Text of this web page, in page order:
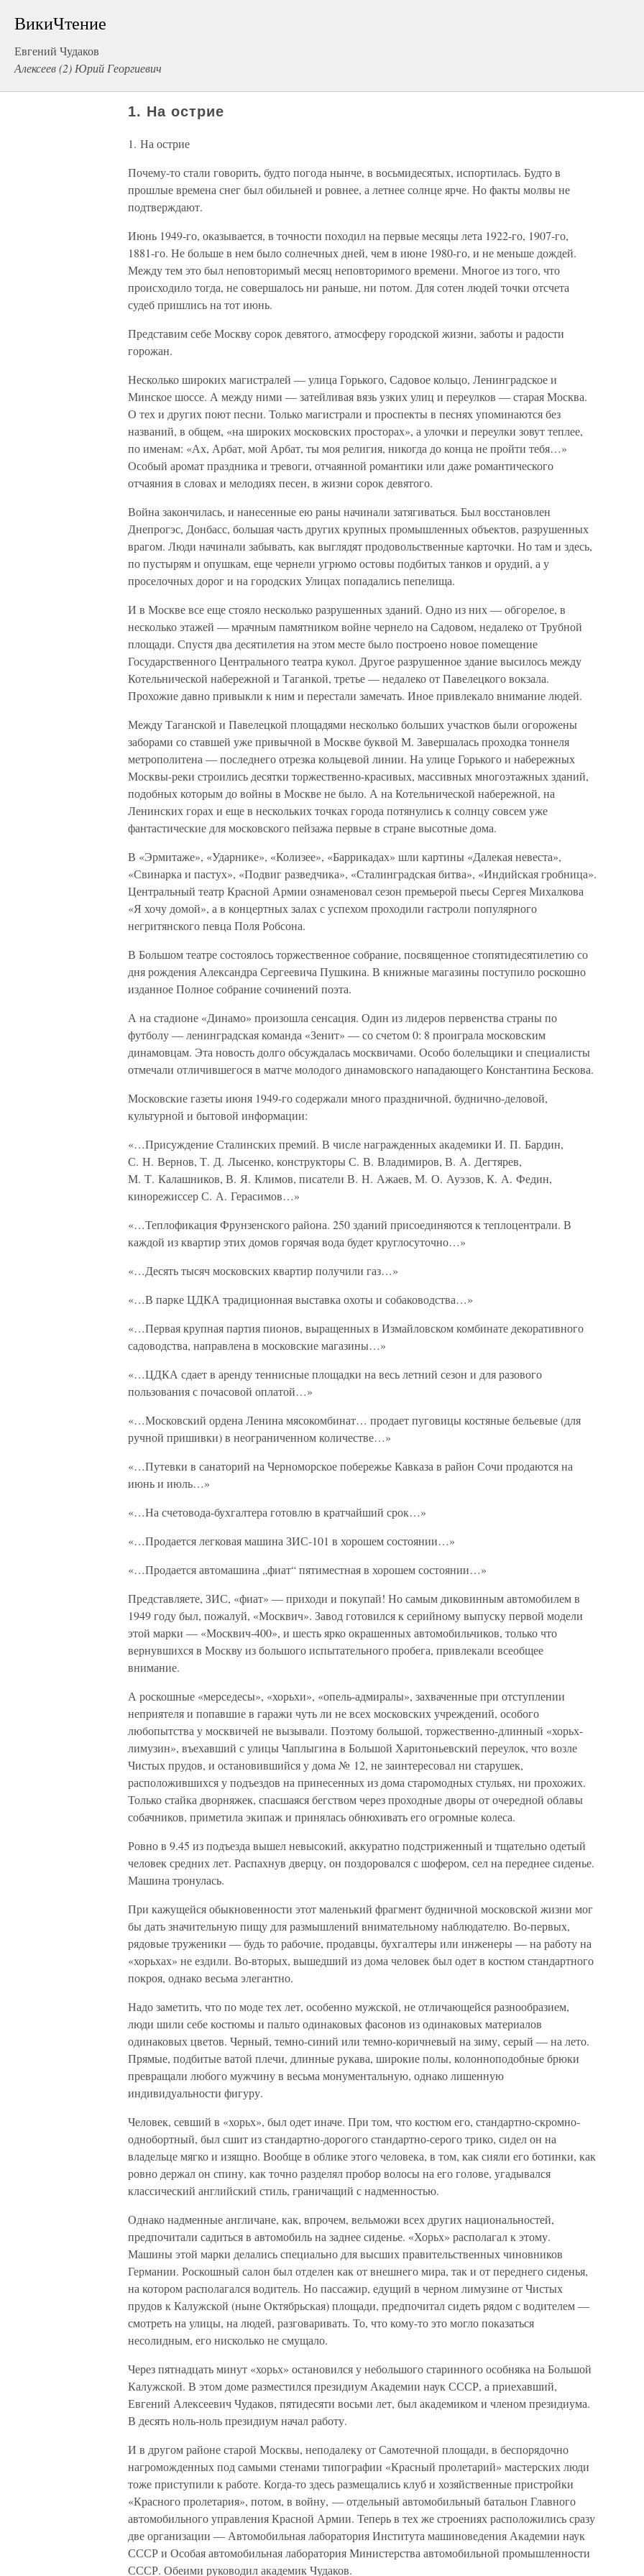
ВикиЧтение
Евгений Чудаков
Алексеев (2) Юрий Георгиевич
1. На острие
1. На острие
Почему-то стали говорить, будто погода нынче, в восьмидесятых, испортилась. Будто в
прошлые времена снег был обильней и ровнее, а летнее солнце ярче. Но факты молвы не
подтверждают.
Июнь 1949-го, оказывается, в точности походил на первые месяцы лета 1922-го, 1907-го,
1881-го. Не больше в нем было солнечных дней, чем в июне 1980-го, и не меньше дождей.
Между тем это был неповторимый месяц неповторимого времени. Многое из того, что
происходило тогда, не совершалось ни раньше, ни потом. Для сотен людей точки отсчета
судеб пришлись на тот июнь.
Представим себе Москву сорок девятого, атмосферу городской жизни, заботы и радости
горожан.
Несколько широких магистралей — улица Горького, Садовое кольцо, Ленинградское и
Минское шоссе. А между ними — затейливая вязь узких улиц и переулков — старая Москва.
О тех и других поют песни. Только магистрали и проспекты в песнях упоминаются без
названий, в общем, «на широких московских просторах», а улочки и переулки зовут теплее,
по именам: «Ах, Арбат, мой Арбат, ты моя религия, никогда до конца не пройти тебя…»
Особый аромат праздника и тревоги, отчаянной романтики или даже романтического
отчаяния в словах и мелодиях песен, в жизни сорок девятого.
Война закончилась, и нанесенные ею раны начинали затягиваться. Был восстановлен
Днепрогэс, Донбасс, большая часть других крупных промышленных объектов, разрушенных
врагом. Люди начинали забывать, как выглядят продовольственные карточки. Но там и здесь,
по пустырям и опушкам, еще чернели угрюмо остовы подбитых танков и орудий, а у
проселочных дорог и на городских Улицах попадались пепелища.
И в Москве все еще стояло несколько разрушенных зданий. Одно из них — обгорелое, в
несколько этажей — мрачным памятником войне чернело на Садовом, недалеко от Трубной
площади. Спустя два десятилетия на этом месте было построено новое помещение
Государственного Центрального театра кукол. Другое разрушенное здание высилось между
Котельнической набережной и Таганкой, третье — недалеко от Павелецкого вокзала.
Прохожие давно привыкли к ним и перестали замечать. Иное привлекало внимание людей.
Между Таганской и Павелецкой площадями несколько больших участков были огорожены
заборами со ставшей уже привычной в Москве буквой М. Завершалась проходка тоннеля
метрополитена — последнего отрезка кольцевой линии. На улице Горького и набережных
Москвы-реки строились десятки торжественно-красивых, массивных многоэтажных зданий,
подобных которым до войны в Москве не было. А на Котельнической набережной, на
Ленинских горах и еще в нескольких точках города потянулись к солнцу совсем уже
фантастические для московского пейзажа первые в стране высотные дома.
В «Эрмитаже», «Ударнике», «Колизее», «Баррикадах» шли картины «Далекая невеста»,
«Свинарка и пастух», «Подвиг разведчика», «Сталинградская битва», «Индийская гробница».
Центральный театр Красной Армии ознаменовал сезон премьерой пьесы Сергея Михалкова
«Я хочу домой», а в концертных залах с успехом проходили гастроли популярного
негритянского певца Поля Робсона.
В Большом театре состоялось торжественное собрание, посвященное стопятидесятилетию со
дня рождения Александра Сергеевича Пушкина. В книжные магазины поступило роскошно
изданное Полное собрание сочинений поэта.
А на стадионе «Динамо» произошла сенсация. Один из лидеров первенства страны по
футболу — ленинградская команда «Зенит» — со счетом 0: 8 проиграла московским
динамовцам. Эта новость долго обсуждалась москвичами. Особо болельщики и специалисты
отмечали отличившегося в матче молодого динамовского нападающего Константина Бескова.
Московские газеты июня 1949-го содержали много праздничной, буднично-деловой,
культурной и бытовой информации:
«…Присуждение Сталинских премий. В числе награжденных академики И. П. Бардин,
С. Н. Вернов, Т. Д. Лысенко, конструкторы С. В. Владимиров, В. А. Дегтярев,
М. Т. Калашников, В. Я. Климов, писатели В. Н. Ажаев, М. О. Ауэзов, К. А. Федин,
кинорежиссер С. А. Герасимов…»
«…Теплофикация Фрунзенского района. 250 зданий присоединяются к теплоцентрали. В
каждой из квартир этих домов горячая вода будет круглосуточно…»
«…Десять тысяч московских квартир получили газ…»
«…В парке ЦДКА традиционная выставка охоты и собаководства…»
«…Первая крупная партия пионов, выращенных в Измайловском комбинате декоративного
садоводства, направлена в московские магазины…»
«…ЦДКА сдает в аренду теннисные площадки на весь летний сезон и для разового
пользования с почасовой оплатой…»
«…Московский ордена Ленина мясокомбинат… продает пуговицы костяные бельевые (для
ручной пришивки) в неограниченном количестве…»
«…Путевки в санаторий на Черноморское побережье Кавказа в район Сочи продаются на
июнь и июль…»
«…На счетовода-бухгалтера готовлю в кратчайший срок…»
«…Продается легковая машина ЗИС-101 в хорошем состоянии…»
«…Продается автомашина „фиат“ пятиместная в хорошем состоянии…»
Представляете, ЗИС, «фиат» — приходи и покупай! Но самым диковинным автомобилем в
1949 году был, пожалуй, «Москвич». Завод готовился к серийному выпуску первой модели
этой марки — «Москвич-400», и шесть ярко окрашенных автомобильчиков, только что
вернувшихся в Москву из большого испытательного пробега, привлекали всеобщее
внимание.
А роскошные «мерседесы», «хорьхи», «опель-адмиралы», захваченные при отступлении
неприятеля и попавшие в гаражи чуть ли не всех московских учреждений, особого
любопытства у москвичей не вызывали. Поэтому большой, торжественно-длинный «хорьх-
лимузин», въехавший с улицы Чаплыгина в Большой Харитоньевский переулок, что возле
Чистых прудов, и остановившийся у дома № 12, не заинтересовал ни старушек,
расположившихся у подъездов на принесенных из дома старомодных стульях, ни прохожих.
Только стайка дворняжек, спасшаяся бегством через проходные дворы от очередной облавы
собачников, приметила экипаж и принялась обнюхивать его огромные колеса.
Ровно в 9.45 из подъезда вышел невысокий, аккуратно подстриженный и тщательно одетый
человек средних лет. Распахнув дверцу, он поздоровался с шофером, сел на переднее сиденье.
Машина тронулась.
При кажущейся обыкновенности этот маленький фрагмент будничной московской жизни мог
бы дать значительную пищу для размышлений внимательному наблюдателю. Во-первых,
рядовые труженики — будь то рабочие, продавцы, бухгалтеры или инженеры — на работу на
«хорьхах» не ездили. Во-вторых, вышедший из дома человек был одет в костюм стандартного
покроя, однако весьма элегантно.
Надо заметить, что по моде тех лет, особенно мужской, не отличающейся разнообразием,
люди шили себе костюмы и пальто одинаковых фасонов из одинаковых материалов
одинаковых цветов. Черный, темно-синий или темно-коричневый на зиму, серый — на лето.
Прямые, подбитые ватой плечи, длинные рукава, широкие полы, колонноподобные брюки
превращали любого мужчину в весьма монументальную, однако лишенную
индивидуальности фигуру.
Человек, севший в «хорьх», был одет иначе. При том, что костюм его, стандартно-скромно-
однобортный, был сшит из стандартно-дорогого стандартно-серого трико, сидел он на
владельце мягко и изящно. Вообще в облике этого человека, в том, как сияли его ботинки, как
ровно держал он спину, как точно разделял пробор волосы на его голове, угадывался
классический английский стиль, граничащий с надменностью.
Однако надменные англичане, как, впрочем, вельможи всех других национальностей,
предпочитали садиться в автомобиль на заднее сиденье. «Хорьх» располагал к этому.
Машины этой марки делались специально для высших правительственных чиновников
Германии. Роскошный салон был отделен как от внешнего мира, так и от переднего сиденья,
на котором располагался водитель. Но пассажир, едущий в черном лимузине от Чистых
прудов к Калужской (ныне Октябрьская) площади, предпочитал сидеть рядом с водителем —
смотреть на улицы, на людей, разговаривать. То, что кому-то это могло показаться
несолидным, его нисколько не смущало.
Через пятнадцать минут «хорьх» остановился у небольшого старинного особняка на Большой
Калужской. В этом доме разместился президиум Академии наук СССР, а приехавший,
Евгений Алексеевич Чудаков, пятидесяти восьми лет, был академиком и членом президиума.
В десять ноль-ноль президиум начал работу.
И в другом районе старой Москвы, неподалеку от Самотечной площади, в беспорядочно
нагроможденных под самыми стенами типографии «Красный пролетарий» мастерских люди
тоже приступили к работе. Когда-то здесь размещались клуб и хозяйственные пристройки
«Красного пролетария», потом, в войну, — отдельный автомобильный батальон Главного
автомобильного управления Красной Армии. Теперь в тех же строениях расположились сразу
две организации — Автомобильная лаборатория Института машиноведения Академии наук
СССР и Особая автомобильная лаборатория Министерства автомобильной промышленности
СССР. Обеими руководил академик Чудаков.